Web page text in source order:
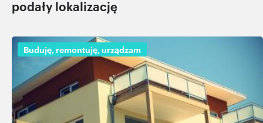
podały lokalizację
Buduję, remontuję, urządzam